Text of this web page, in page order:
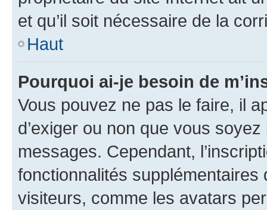
et qu’il soit nécessaire de la
Haut
Pourquoi ai-je besoin de
Vous pouvez ne pas le faire, il
d’exiger ou non que vous
messages. Cependant,
fonctionnalités
visiteurs, comme les avatars